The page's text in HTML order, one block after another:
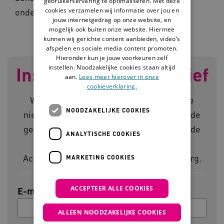
onderzoeker bijKoninklijke Kentalis.
Inschrijven nieuwsbrief
Wil je op de hoogte blijven van het laatste
nieuws en de handigste tips en tools voor de
gehandicaptenzorg? Meld je dan aan voor de
nieuwsbrief en ontvang direct het
Activiteitenboek voor de gehandicaptenzorg.
E-mailadres
cookies verzamelen wij informatie over jou en
jouw internetgedrag op onze website, en
mogelijk ook buiten onze website. Hiermee
kunnen wij gerichte content aanbieden, video’s
afspelen en sociale media content promoten.
Hieronder kun je jouw voorkeuren zelf
instellen. Noodzakelijke cookies staan altijd
aan. Lees meer hierover in onze
cookieverklaring.
NOODZAKELIJKE COOKIES
ANALYTISCHE COOKIES
MARKETING COOKIES
ACCEPTEER ALLE COOKIES
ALLEEN NOODZAKELIJKE COOKIES